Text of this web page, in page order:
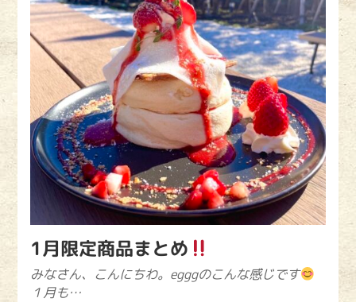
1月限定商品まとめ
みなさん、こんにちわ。egggのこんな感じです
１月も…